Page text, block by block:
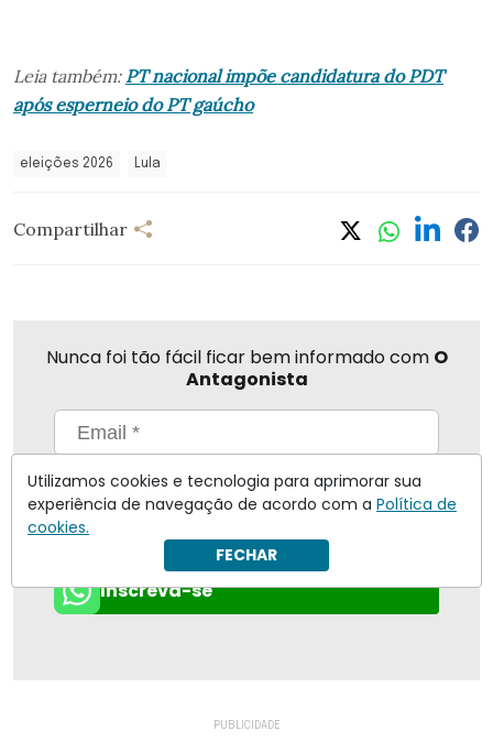
Leia também: PT nacional impõe candidatura do PDT
após esperneio do PT gaúcho
eleições 2026 Lula
Compartilhar
Nunca foi tão fácil ficar bem informado com O
Antagonista
Eu concordo em receber notificações | Para obter mais
informações reveja nossa
Política de Privacidade
Enviar
Inscreva-se
Utilizamos cookies e tecnologia para aprimorar sua
experiência de navegação de acordo com a Política de
cookies.
FECHAR